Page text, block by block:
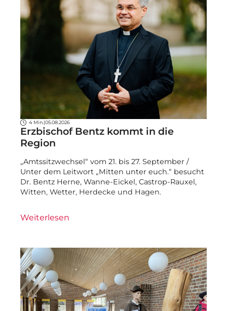
4 Min.|05.08.2026
Erzbischof Bentz kommt in die
Region
„Amtssitzwechsel“ vom 21. bis 27. September /
Unter dem Leitwort „Mitten unter euch.“ besucht
Dr. Bentz Herne, Wanne-Eickel, Castrop-Rauxel,
Witten, Wetter, Herdecke und Hagen.
Weiterlesen